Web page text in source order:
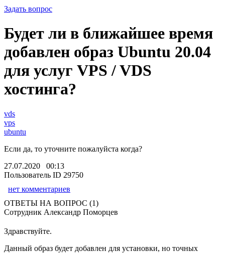
Задать вопрос
Будет ли в ближайшее время
добавлен образ Ubuntu 20.04
для услуг VPS / VDS
хостинга?
vds
vps
ubuntu
Если да, то уточните пожалуйста когда?
27.07.2020 00:13
Пользователь ID 29750
нет комментариев
ОТВЕТЫ НА ВОПРОС (1)
Сотрудник Александр Поморцев
Здравствуйте.
Данный образ будет добавлен для установки, но точных